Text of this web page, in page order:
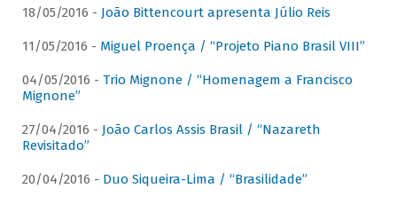
18/05/2016 - João Bittencourt apresenta Júlio Reis
11/05/2016 - Miguel Proença / “Projeto Piano Brasil VIII”
04/05/2016 - Trio Mignone / “Homenagem a Francisco
Mignone”
27/04/2016 - João Carlos Assis Brasil / “Nazareth
Revisitado”
20/04/2016 - Duo Siqueira-Lima / “Brasilidade”